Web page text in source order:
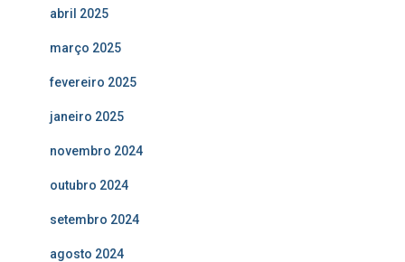
abril 2025
março 2025
fevereiro 2025
janeiro 2025
novembro 2024
outubro 2024
setembro 2024
agosto 2024